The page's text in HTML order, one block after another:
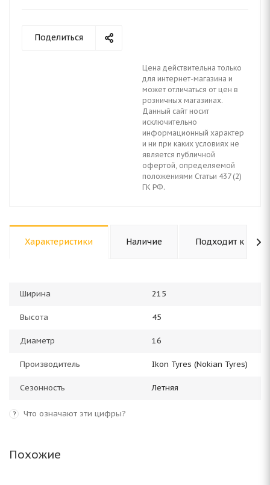
Поделиться
Цена действительна только
для интернет-магазина и
может отличаться от цен в
розничных магазинах.
Данный сайт носит
исключительно
информационный характер
и ни при каких условиях не
является публичной
офертой, определяемой
положениями Статьи 437 (2)
ГК РФ.
Характеристики Наличие Подходит к авто
Ширина 215
Высота 45
Диаметр 16
Производитель Ikon Tyres (Nokian Tyres)
Сезонность Летняя
? Что означают эти цифры?
Похожие